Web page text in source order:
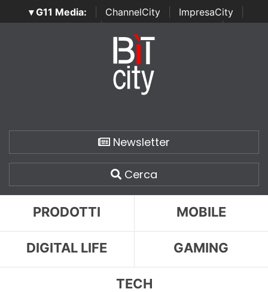
▾ G11 Media: ChannelCity ImpresaCity
SecurityOpenLab | Italian Channel Awards | Italian
Italian Security Awards
Newsletter
Cerca
PRODOTTI MOBILE
DIGITAL LIFE GAMING
TECH